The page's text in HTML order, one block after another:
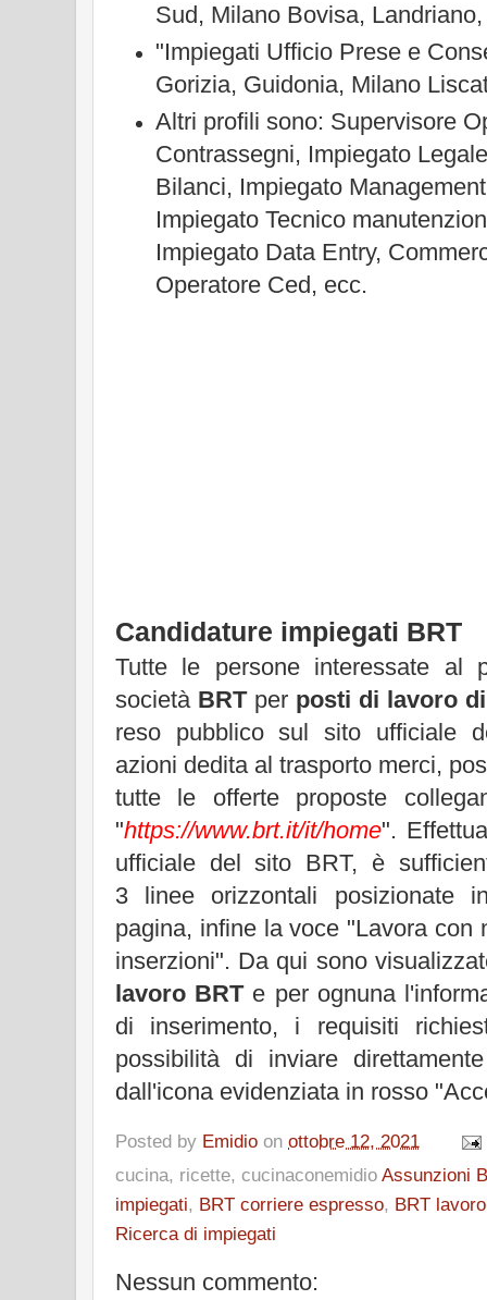
Sud, Milano Bovisa,
"Impiegati Ufficio Prese e
Gorizia, Guidonia, Milano
Altri profili sono: Supervisore
Contrassegni, Impiegato
Bilanci, Impiegato
Impiegato Tecnico
Impiegato Data Entry,
Operatore Ced, ecc.
Candidature impiegati BRT
Tutte le persone interessate al
società BRTper posti di lavoro
reso pubblico sul sito ufficiale
azioni dedita al trasporto merci,
tutte le offerte proposte
"https://www.brt.it/it/home".
ufficiale del sito BRT, è
3 linee orizzontali posizionate
pagina, infine la voce "Lavora con
inserzioni". Da qui sono
lavoro BRTe per ognuna
di inserimento, i requisiti
possibilità di inviare
dall'icona evidenziata in rosso
Posted by Emidio on ottobre 12, 2021
cucina, ricette, cucinaconemidio Assunzioni
impiegati, BRT corriere espresso, BRT lavoro
Ricerca di impiegati
Nessun commento: